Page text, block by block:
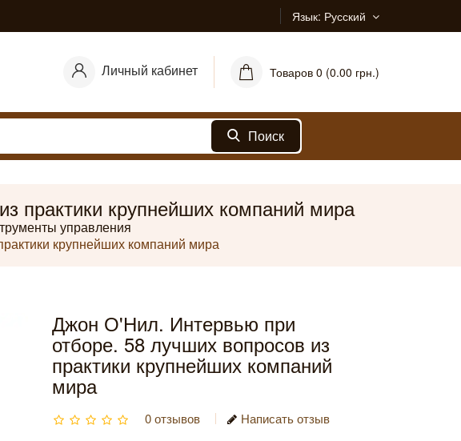
Язык Русский
Личный кабинет Товаров 0 (0.00 грн.)
Поиск
практики крупнейших компаний мира
управления
крупнейших компаний мира
Джон О'Нил. Интервью при
отборе. 58 лучших вопросов из
практики крупнейших компаний
мира
0 отзывов Написать отзыв